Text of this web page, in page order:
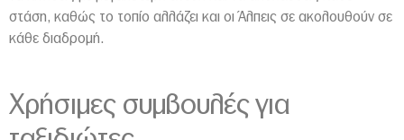
στάση, καθώς το τοπίο αλλάζει και οι Άλπεις σε ακολουθούν σε
κάθε διαδρομή.
Χρήσιμες συμβουλές για